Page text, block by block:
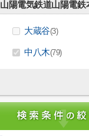
山陽電気鉄道山陽電鉄
大蔵谷(3)
中八木(79)